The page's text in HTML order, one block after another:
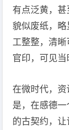
有点泛黄，甚
貌似废纸，
工整整，清
官印，可见当
在微时代，资
是，在感德
的古契约，